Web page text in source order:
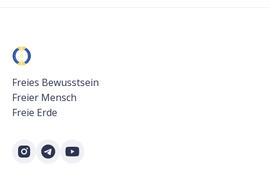
Freies Bewusstsein
Freier Mensch
Freie Erde